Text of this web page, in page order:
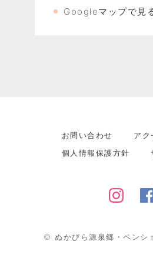
Googleマップで見
お問い合わせ
アク
個人情報保護方針
© ぬかびら源泉郷・ペンシ